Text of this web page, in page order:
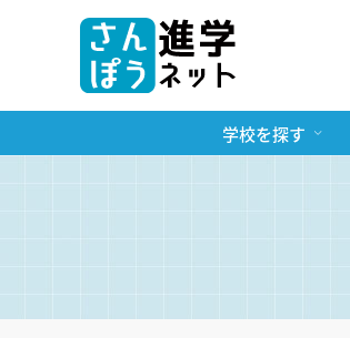
学校を探す